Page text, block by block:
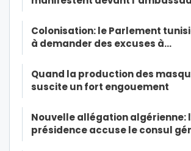
Colonisation: le Parlement
à demander des excuses à…
Quand la production des
suscite un fort engouement
Nouvelle allégation algérienne:
présidence accuse le consul